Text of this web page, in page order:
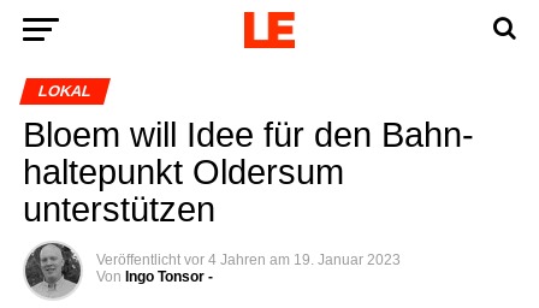
LOKAL
Blo­em will Idee für den Bahn­
hal­te­punkt Older­sum
unterstützen
Veröffentlicht vor 4 Jahren am 19. Januar 2023
Von Ingo Tonsor -